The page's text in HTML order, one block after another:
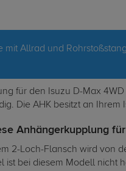
mit Allrad und
für den Isuzu D-Max
Die AHK besitzt an
Anhängerkupplung
2-Loch-Flansch wird von
ist bei diesem Modell